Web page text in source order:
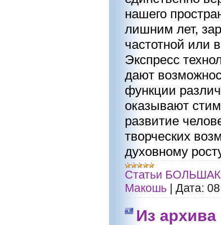
нашего
лишним лет,
частотной или
Экспресс
дают
функции
оказывают
развитие
творческих
духовному
Статьи
Макошь | Дата:
Из